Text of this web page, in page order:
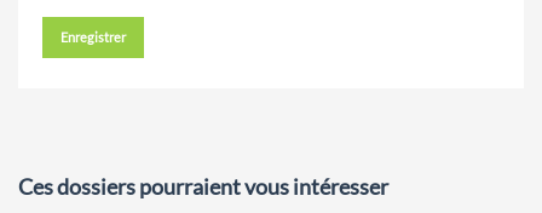
Enregistrer
Ces dossiers pourraient vous intéresser